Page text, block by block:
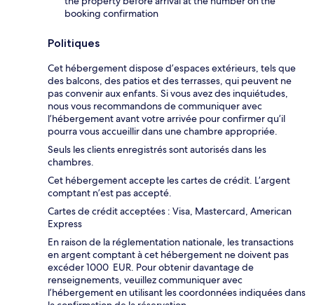
booking confirmation
Politiques
Cet hébergement dispose d’espaces extérieurs, tels que
des balcons, des patios et des terrasses, qui peuvent ne
pas convenir aux enfants. Si vous avez des inquiétudes,
nous vous recommandons de communiquer avec
l’hébergement avant votre arrivée pour confirmer qu’il
pourra vous accueillir dans une chambre appropriée.
Seuls les clients enregistrés sont autorisés dans les
chambres.
Cet hébergement accepte les cartes de crédit. L’argent
comptant n’est pas accepté.
Cartes de crédit acceptées : Visa, Mastercard, American
Express
En raison de la réglementation nationale, les transactions
en argent comptant à cet hébergement ne doivent pas
excéder 1000 EUR. Pour obtenir davantage de
renseignements, veuillez communiquer avec
l’hébergement en utilisant les coordonnées indiquées dans